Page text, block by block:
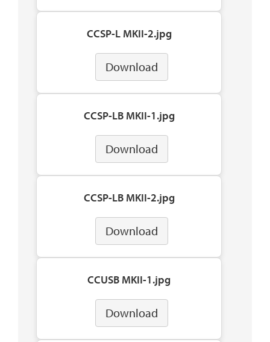
CCSP-L MKII-2.jpg
Download
CCSP-LB MKII-1.jpg
Download
CCSP-LB MKII-2.jpg
Download
CCUSB MKII-1.jpg
Download